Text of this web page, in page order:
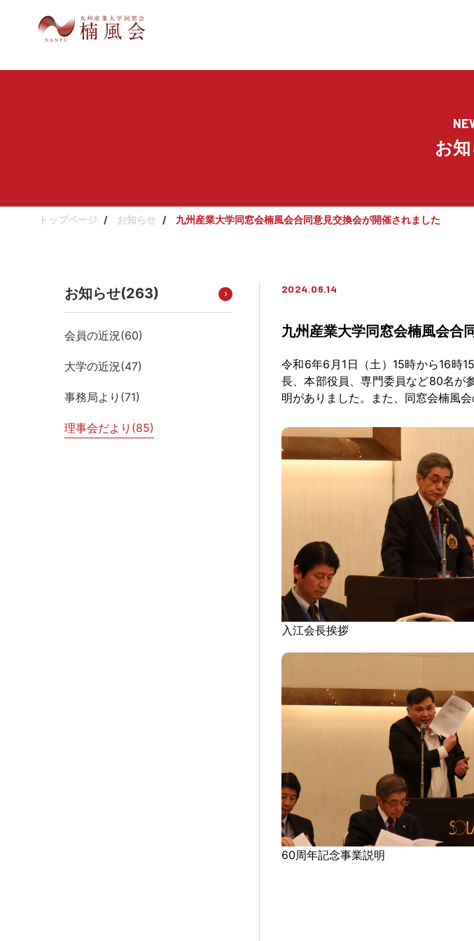
お
トップページ お知らせ 九州産業大学同窓会楠風会合同意見交換会が開催されました
お知らせ(263)
会員の近況(60)
大学の近況(47)
事務局より(71)
理事会だより(85)
2024.06.14
九州産業大学同窓会楠風会合
令和6年6月1日（土）15時から16時
長、本部役員、専門委員など80名が
明がありました。また、同窓会楠風
入江会長挨拶
60周年記念事業説明